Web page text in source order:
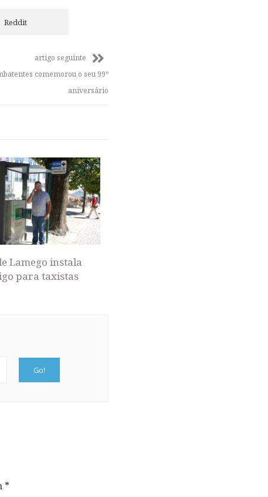
Reddit
artigo seguinte
comemorou o seu 99º
aniversário
Lamego instala
para taxistas
*